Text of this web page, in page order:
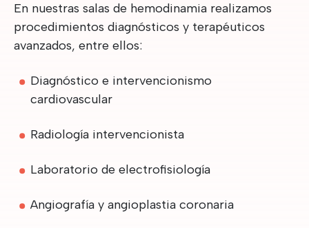
En nuestras salas de hemodinamia realizamos
procedimientos diagnósticos y terapéuticos
avanzados, entre ellos:
Diagnóstico e intervencionismo
cardiovascular
Radiología intervencionista
Laboratorio de electrofisiología
Angiografía y angioplastia coronaria